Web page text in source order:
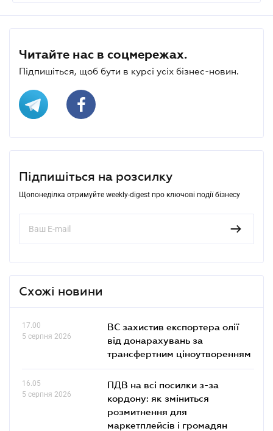
Читайте нас в соцмережах.
Підпишіться, щоб бути в курсі усіх бізнес-новин.
Підпишіться на розсилку
Щопонеділка отримуйте weekly-digest про ключові події бізнесу
Схожі новини
17.00
5 серпня 2026
ВС захистив експортера олії
від донарахувань за
трансфертним ціноутворенням
16.05
5 серпня 2026
ПДВ на всі посилки з-за
кордону: як зміниться
розмитнення для
маркетплейсів і громадян